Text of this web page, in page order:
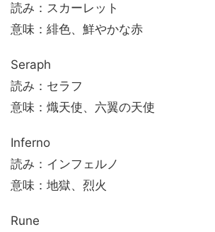
読み：スカーレット
意味：緋色、鮮やかな赤
Seraph
読み：セラフ
意味：熾天使、六翼の天使
Inferno
読み：インフェルノ
意味：地獄、烈火
Rune